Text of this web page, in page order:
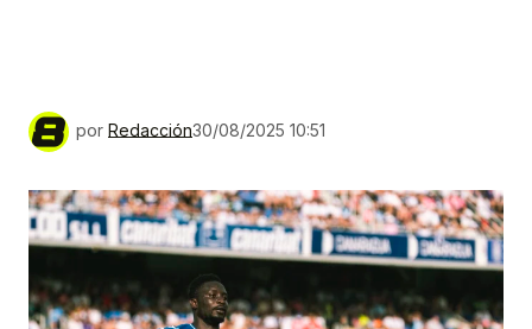
por Redacción30/08/2025 10:51